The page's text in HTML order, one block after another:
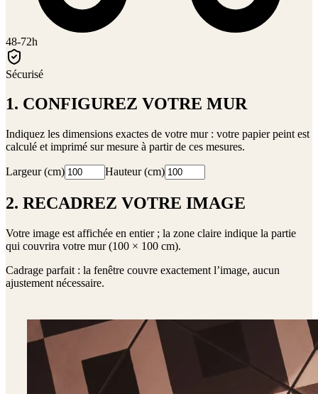
48-72h
Sécurisé
1. CONFIGUREZ VOTRE MUR
Indiquez les dimensions exactes de votre mur : votre papier peint est
calculé et imprimé sur mesure à partir de ces mesures.
Largeur (cm) Hauteur (cm)
2. RECADREZ VOTRE IMAGE
Votre image est affichée en entier ; la zone claire indique la partie
qui couvrira votre mur (100 × 100 cm).
Cadrage parfait : la fenêtre couvre exactement l’image, aucun
ajustement nécessaire.